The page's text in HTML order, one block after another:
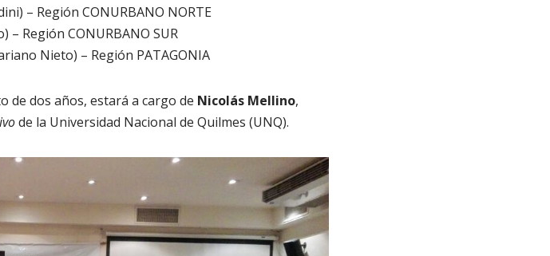
– Región CONURBANO NORTE
Región CONURBANO SUR
Nieto) – Región PATAGONIA
de dos años, estará a cargo de Nicolás Mellino,
de la Universidad Nacional de Quilmes (UNQ).